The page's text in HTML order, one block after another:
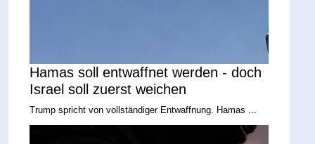
Hamas soll entwaffnet werden - doch
Israel soll zuerst weichen
Trump spricht von vollständiger Entwaffnung. Hamas ...